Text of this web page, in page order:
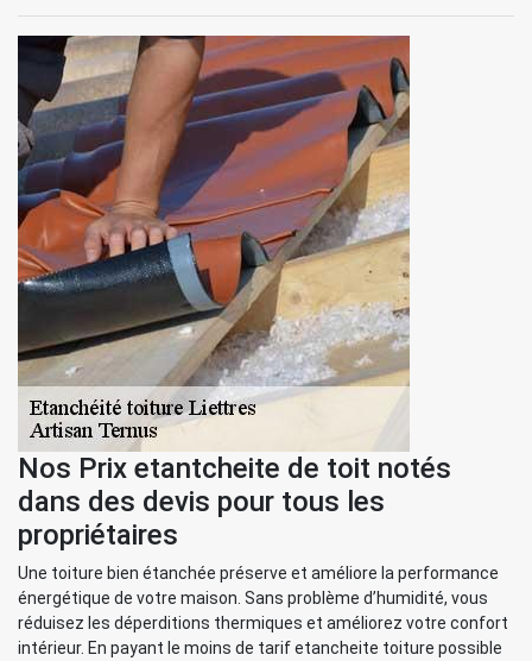
Nos Prix etantcheite de toit notés
dans des devis pour tous les
propriétaires
Une toiture bien étanchée préserve et améliore la performance
énergétique de votre maison. Sans problème d’humidité, vous
réduisez les déperditions thermiques et améliorez votre confort
intérieur. En payant le moins de tarif etancheite toiture possible